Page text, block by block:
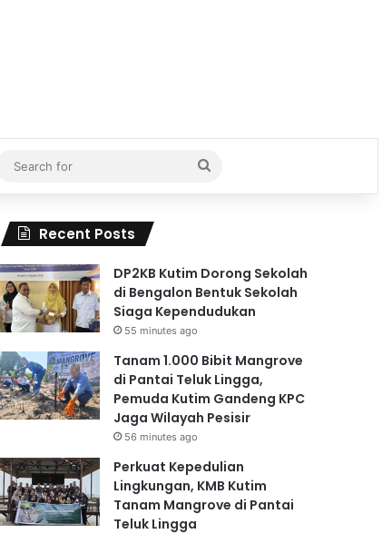
Search
for
Recent Posts
DP2KB Kutim Dorong Sekolah
di Bengalon Bentuk Sekolah
Siaga Kependudukan
55 minutes ago
Tanam 1.000 Bibit Mangrove
di Pantai Teluk Lingga,
Pemuda Kutim Gandeng KPC
Jaga Wilayah Pesisir
56 minutes ago
Perkuat Kepedulian
Lingkungan, KMB Kutim
Tanam Mangrove di Pantai
Teluk Lingga